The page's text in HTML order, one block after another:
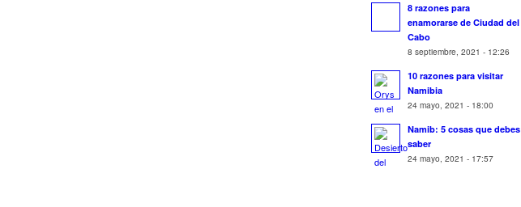
8 razones para
enamorarse de Ciudad del
Cabo
8 septiembre, 2021 - 12:26
10 razones para visitar
Namibia
24 mayo, 2021 - 18:00
Namib: 5 cosas que debes
saber
24 mayo, 2021 - 17:57